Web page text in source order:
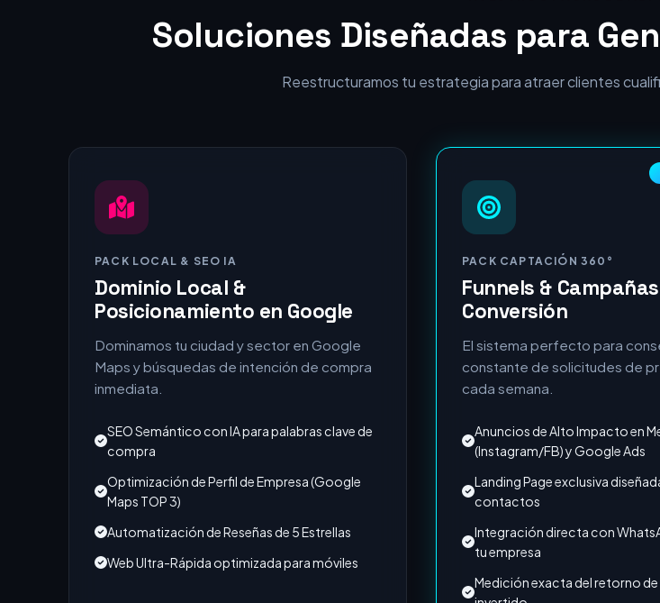
NUESTROS PACKS DE
Soluciones Diseñadas para
PACK LOCAL & SEO IA
Dominio Local &
Posicionamiento en Google
Dominamos tu ciudad y sector en Google
Maps y búsquedas de intención de compra
inmediata.
SEO Semántico con IA para palabras clave de
compra
Optimización de Perfil de Empresa (Google
Maps TOP 3)
PACK CAPTACIÓN 360°
Funnels &
Conversión
El sistema perfecto para
cada semana.
Anuncios de Alto Impacto en
(Instagram/FB) y Google Ads
Landing Page exclusiva
contactos
Integración directa con